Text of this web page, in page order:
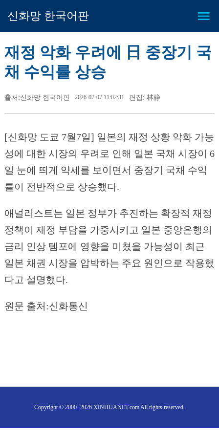
신화망 한국어판
재정 악화 우려에 日 중장기 국
채 수익률 상승
출처:신화망 한국어판 2026-07-07 11:02:31 편집: 林静
[신화망 도쿄 7월7일] 일본의 재정 상황 악화 가능
성에 대한 시장의 우려로 인해 일본 국채 시장이 6
일 눈에 띄게 약세를 보이면서 중장기 국채 수익
률이 전반적으로 상승했다.
애널리스트는 일본 정부가 추진하는 확장적 재정
정책이 재정 부담을 가중시키고 일본 중앙은행의
금리 인상 템포에 영향을 미쳤을 가능성이 최근
일본 채권 시장을 압박하는 주요 원인으로 작용했
다고 설명했다.
원문 출처:신화통신
Copyright © 2000- 2026 XINHUANET.com All rights reserved.